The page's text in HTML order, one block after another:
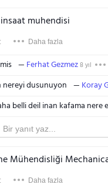
muhendisi
Daha fazla
Ferhat Gezmez8 yıl
nereyi dusunuyon Koray
belli deil inan kafama nere
Mühendisliği
Daha fazla